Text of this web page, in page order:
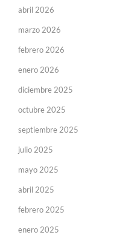
abril 2026
marzo 2026
febrero 2026
enero 2026
diciembre 2025
octubre 2025
septiembre 2025
julio 2025
mayo 2025
abril 2025
febrero 2025
enero 2025